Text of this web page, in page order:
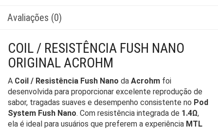
Avaliações (0)
COIL / RESISTÊNCIA FUSH NANO
ORIGINAL ACROHM
A Coil / Resistência Fush Nano da Acrohm foi
desenvolvida para proporcionar excelente reprodução de
sabor, tragadas suaves e desempenho consistente no Pod
System Fush Nano. Com resistência integrada de 1.4Ω,
ela é ideal para usuários que preferem a experiência MTL